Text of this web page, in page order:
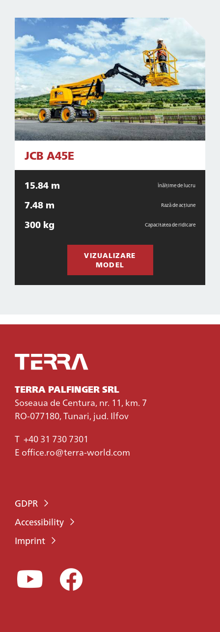
JCB A45E
15.84 m Înălțime de lucru
7.48 m Rază de acțiune
300 kg Capacitatea de ridicare
VIZUALIZARE
MODEL
TERRA PALFINGER SRL
Soseaua de Centura, nr. 11, km. 7
RO-077180, Tunari, jud. Ilfov
T +40 31 730 7301
E office.ro@terra-world.com
GDPR
Accessibility
Imprint